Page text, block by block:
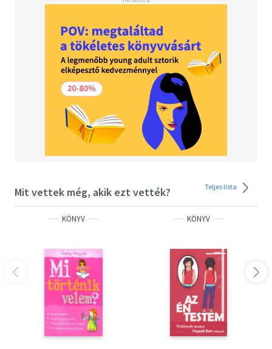
Mit vettek még, akik ezt vették? Teljes lista
KÖNYV KÖNYV